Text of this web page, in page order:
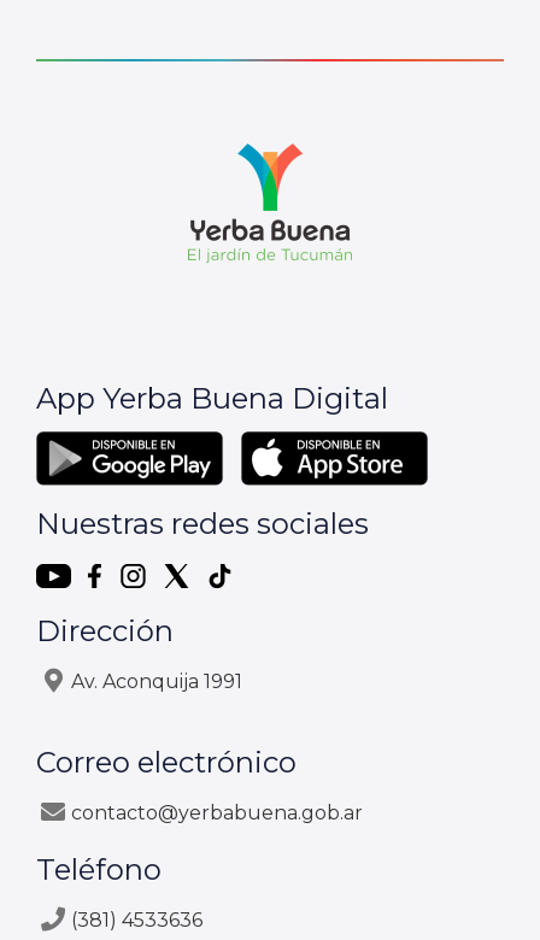
App Yerba Buena Digital
Nuestras redes sociales
Dirección
Av. Aconquija 1991
Correo electrónico
contacto@yerbabuena.gob.ar
Teléfono
(381) 4533636